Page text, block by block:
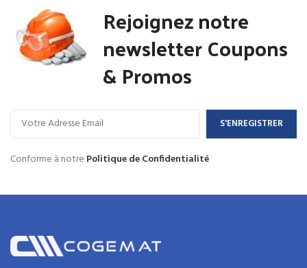
Rejoignez notre
newsletter Coupons
& Promos
Conforme à notre Politique de Confidentialité